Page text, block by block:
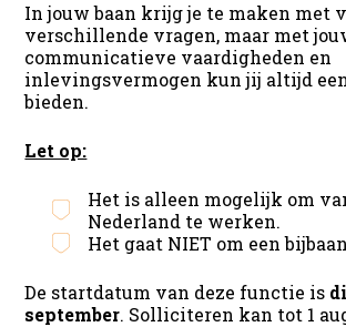
In jouw baan krijg je te maken met
verschillende vragen, maar met
communicatieve vaardigheden en
inlevingsvermogen kun jij altijd
bieden.
Let op:
Het is alleen mogelijk om
Nederland te werken.
Het gaat NIET om een
De startdatum van deze functie is
september. Solliciteren kan tot 1